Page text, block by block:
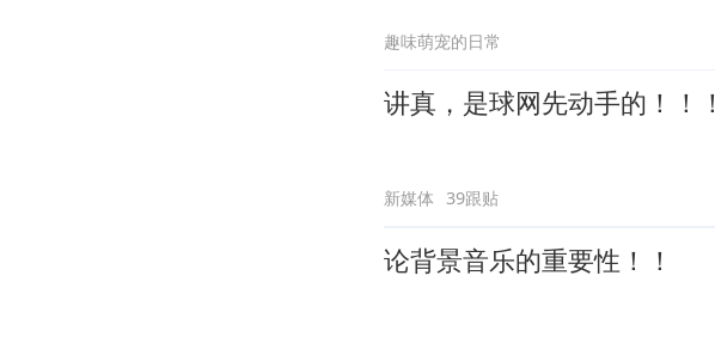
趣味萌宠的日常
讲真，是球网先动手的！！！
新媒体 39跟贴
论背景音乐的重要性！！